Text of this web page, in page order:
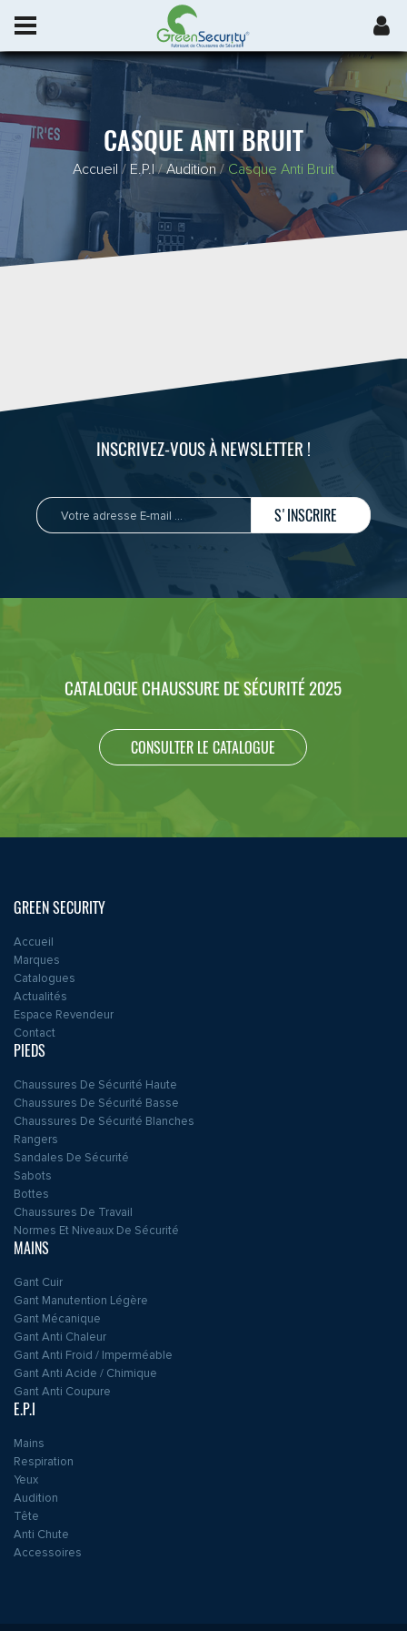
CASQUE ANTI BRUIT
Accueil / E.P.I/Audition/ Casque Anti Bruit
INSCRIVEZ-VOUS À NEWSLETTER !
S'INSCRIRE
CATALOGUE CHAUSSURE DE SÉCURITÉ 2025
CONSULTER LE CATALOGUE
GREEN SECURITY
Accueil
Marques
Catalogues
Actualités
Espace Revendeur
Contact
PIEDS
Chaussures De Sécurité Haute
Chaussures De Sécurité Basse
Chaussures De Sécurité Blanches
Rangers
Sandales De Sécurité
Sabots
Bottes
Chaussures De Travail
Normes Et Niveaux De Sécurité
MAINS
Gant Cuir
Gant Manutention Légère
Gant Mécanique
Gant Anti Chaleur
Gant Anti Froid / Imperméable
Gant Anti Acide / Chimique
Gant Anti Coupure
E.P.I
Mains
Respiration
Yeux
Audition
Tête
Anti Chute
Accessoires